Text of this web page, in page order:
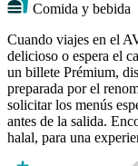
Comida y bebida
Cuando viajes en el
delicioso o espera el
un billete Prémium,
preparada por el
solicitar los menús
antes de la salida.
halal, para una